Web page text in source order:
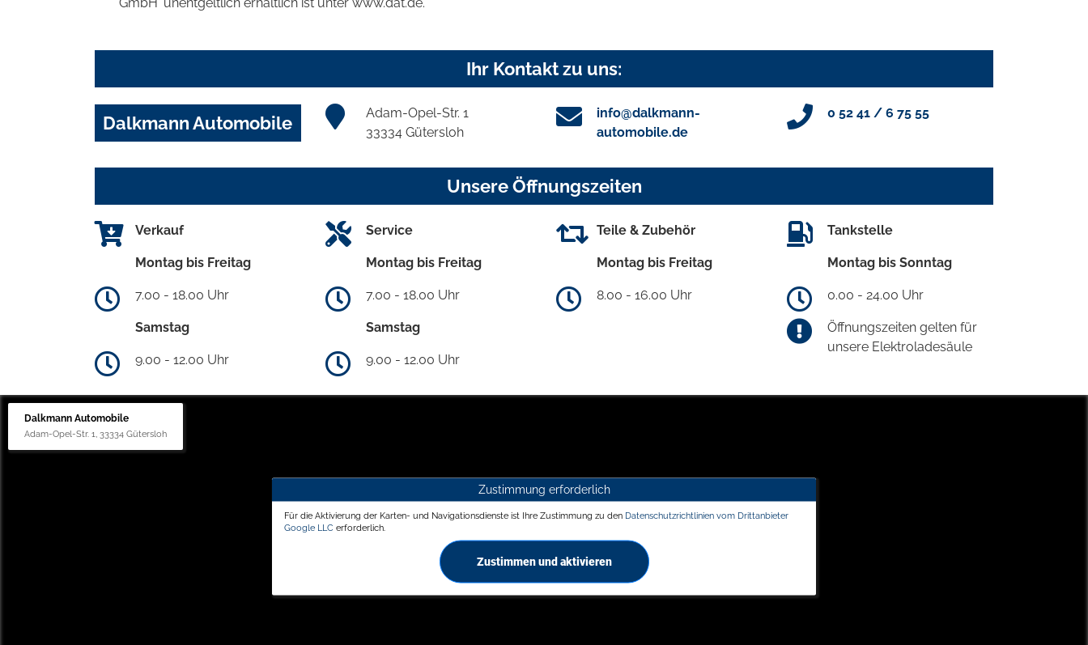
Ihr Kontakt zu uns:
Dalkmann Automobile
Adam-Opel-Str. 1
33334 Gütersloh
info@dalkmann-
automobile.de
0 52 41 / 6 75 55
Unsere Öffnungszeiten
Verkauf
Montag bis Freitag
7.00 - 18.00 Uhr
Samstag
9.00 - 12.00 Uhr
Service
Montag bis Freitag
7.00 - 18.00 Uhr
Samstag
9.00 - 12.00 Uhr
Teile & Zubehör
Montag bis Freitag
8.00 - 16.00 Uhr
Tankstelle
Montag bis Sonntag
0.00 - 24.00 Uhr
Öffnungszeiten gelten für
unsere Elektroladesäule
Dalkmann Automobile
Adam-Opel-Str. 1, 33334 Gütersloh
Zustimmung erforderlich
Für die Aktivierung der Karten- und Navigationsdienste ist Ihre Zustimmung zu den Datenschutzrichtlinien vom Drittanbieter
Google LLC erforderlich.
Zustimmen und aktivieren